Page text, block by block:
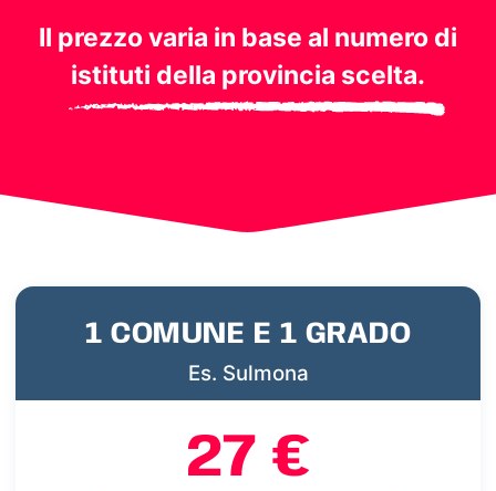
Il prezzo varia in base al numero di
istituti della provincia scelta.
1 COMUNE E 1 GRADO
Es. Sulmona
27 €